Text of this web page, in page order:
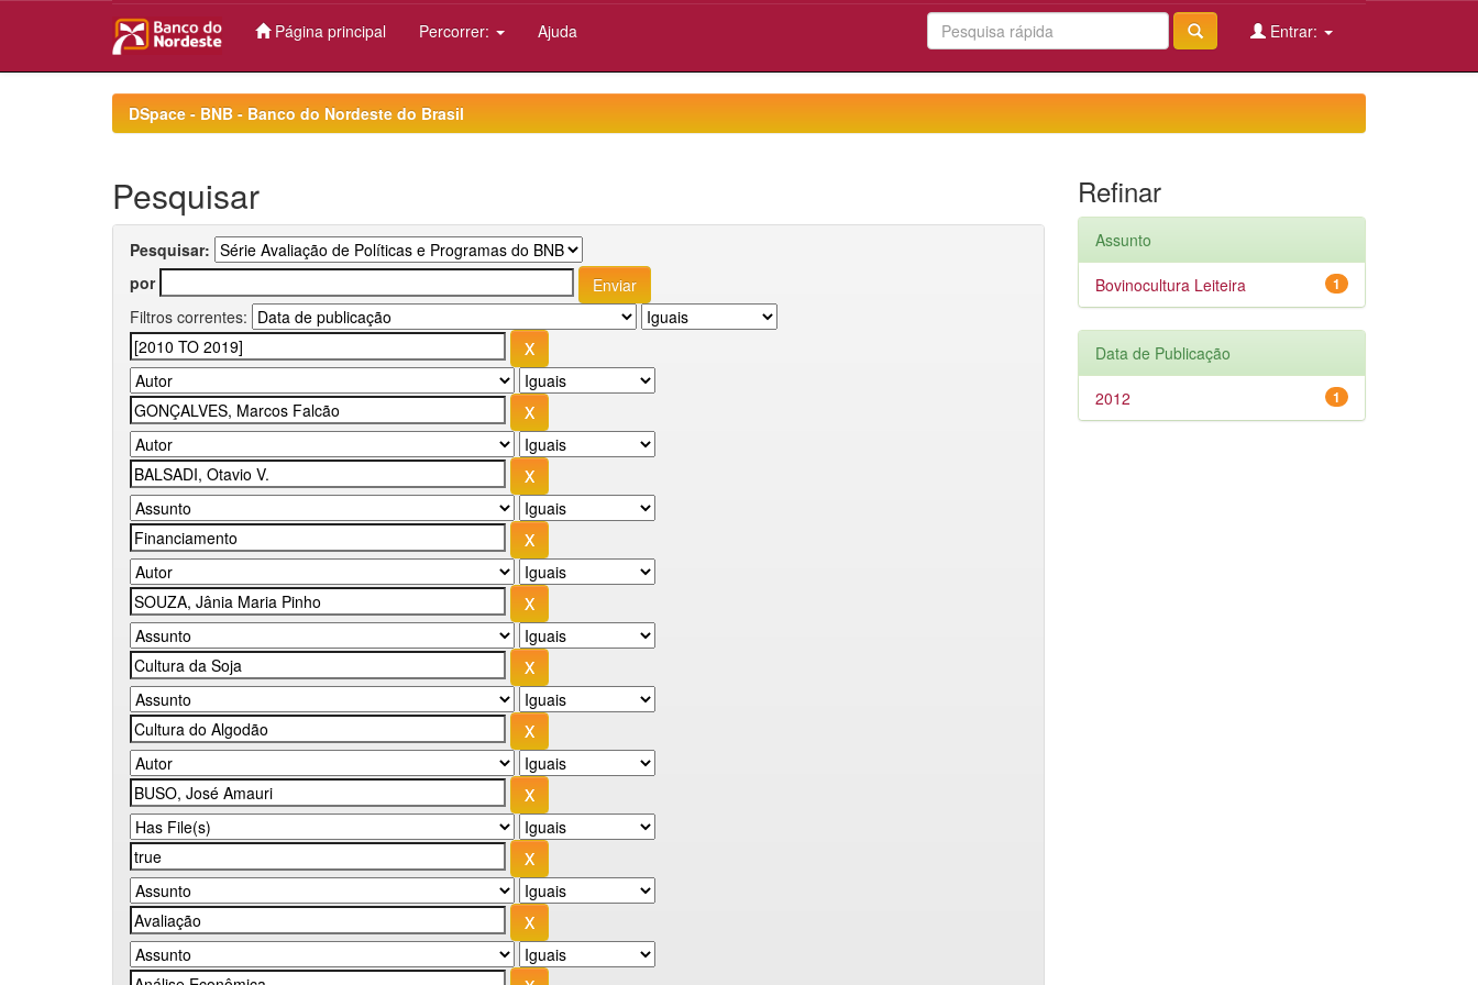
Página principal Percorrer: Ajuda Entrar:
DSpace - BNB - Banco do Nordeste do Brasil
Pesquisar
Pesquisar:
por
Filtros correntes:
Refinar
Assunto
1
Bovinocultura Leiteira
Data de Publicação
1
2012